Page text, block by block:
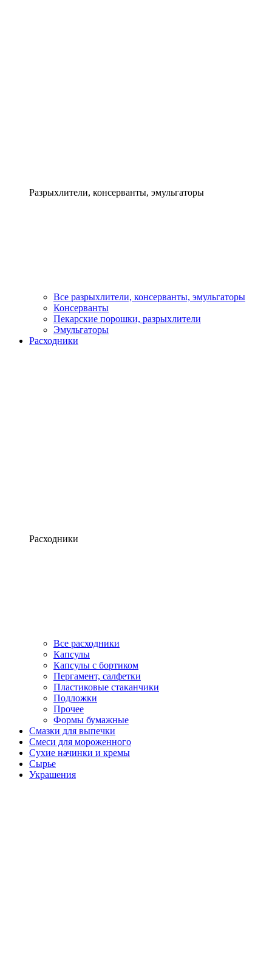
Разрыхлители, консерванты, эмульгаторы
Все разрыхлители, консерванты, эмульгаторы
Консерванты
Пекарские порошки, разрыхлители
Эмульгаторы
Расходники
Расходники
Все расходники
Капсулы
Капсулы с бортиком
Пергамент, салфетки
Пластиковые стаканчики
Подложки
Прочее
Формы бумажные
Смазки для выпечки
Смеси для мороженного
Сухие начинки и кремы
Сырье
Украшения